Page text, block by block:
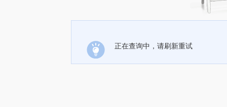
正在查询中，请刷新重试